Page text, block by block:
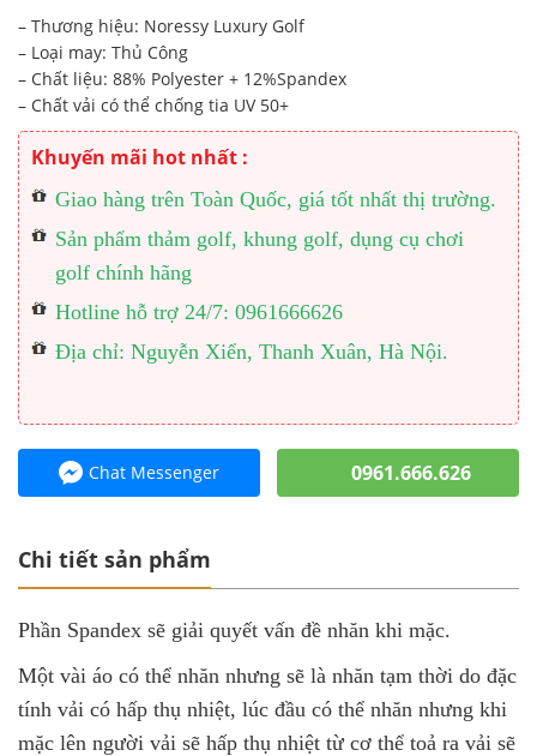
– Thương hiệu: Noressy Luxury Golf
– Loại may: Thủ Công
– Chất liệu: 88% Polyester + 12%Spandex
– Chất vải có thể chống tia UV 50+
Khuyến mãi hot nhất :
Giao hàng trên Toàn Quốc, giá tốt nhất thị trường.
Sản phẩm thảm golf, khung golf, dụng cụ chơi
golf chính hãng
Hotline hỗ trợ 24/7: 0961666626
Địa chỉ: Nguyễn Xiển, Thanh Xuân, Hà Nội.
Chat Messenger 0961.666.626
Chi tiết sản phẩm
Phần Spandex sẽ giải quyết vấn đề nhăn khi mặc.
Một vài áo có thể nhăn nhưng sẽ là nhăn tạm thời do đặc
tính vải có hấp thụ nhiệt, lúc đầu có thể nhăn nhưng khi
mặc lên người vải sẽ hấp thụ nhiệt từ cơ thể toả ra vải sẽ